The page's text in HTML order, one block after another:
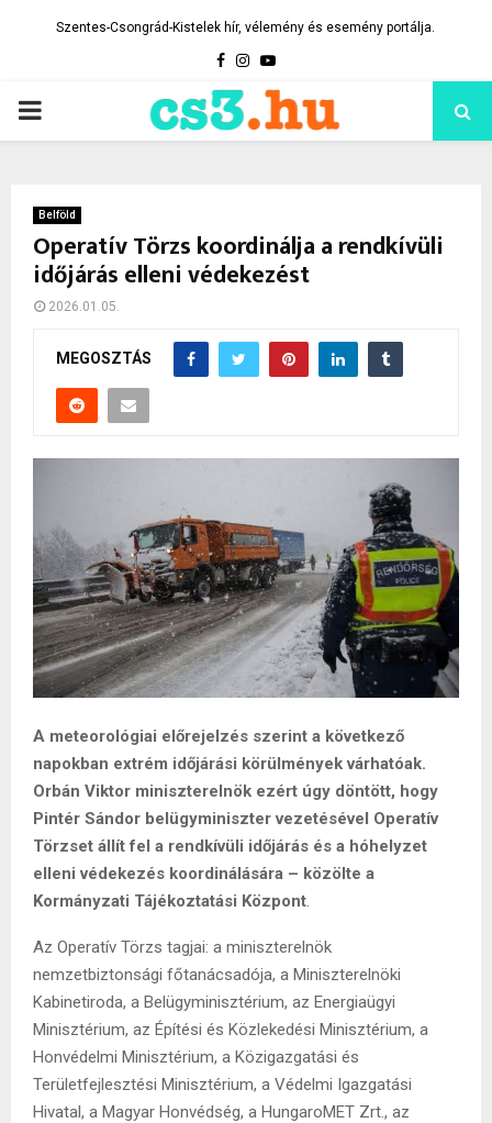
Szentes-Csongrád-Kistelek hír, vélemény és esemény portálja.
Facebook
Instagram
Youtube
PRIMARY
Belföld
Operatív Törzs koordinálja a rendkívüli
időjárás elleni védekezést
2026.01.05.
MEGOSZTÁS
A meteorológiai előrejelzés szerint a következő
napokban extrém időjárási körülmények várhatóak.
Orbán Viktor miniszterelnök ezért úgy döntött, hogy
Pintér Sándor belügyminiszter vezetésével Operatív
Törzset állít fel a rendkívüli időjárás és a hóhelyzet
elleni védekezés koordinálására – közölte a
Kormányzati Tájékoztatási Központ.
Az Operatív Törzs tagjai: a miniszterelnök
nemzetbiztonsági főtanácsadója, a Miniszterelnöki
Kabinetiroda, a Belügyminisztérium, az Energiaügyi
Minisztérium, az Építési és Közlekedési Minisztérium, a
Honvédelmi Minisztérium, a Közigazgatási és
Területfejlesztési Minisztérium, a Védelmi Igazgatási
Hivatal, a Magyar Honvédség, a HungaroMET Zrt., az